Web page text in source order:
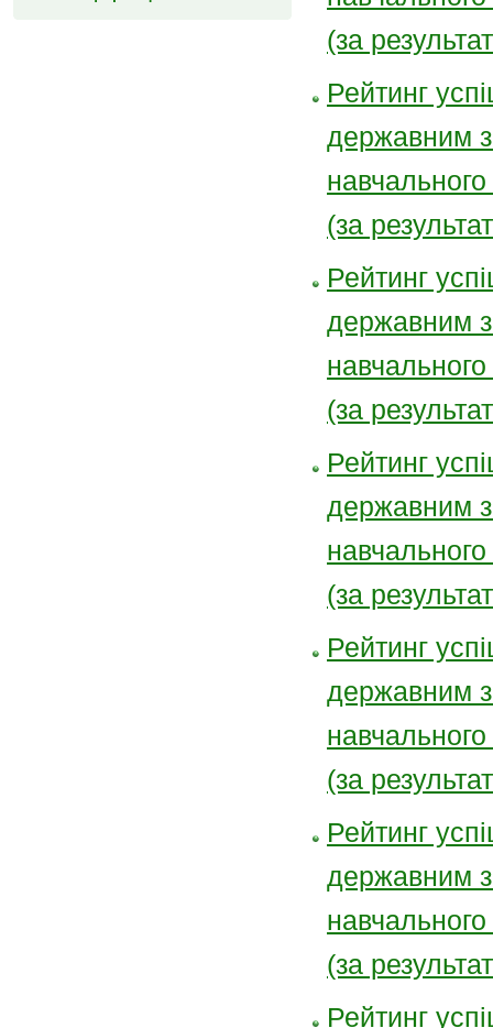
(за
Рейтинг
державним
(за
Рейтинг
державним
(за
Рейтинг
державним
(за
Рейтинг
державним
(за
Рейтинг
державним
(за
Рейтинг